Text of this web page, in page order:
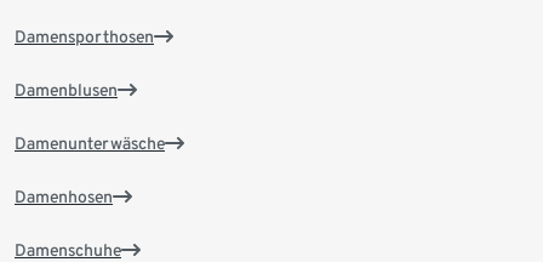
Damensporthosen
Damenblusen
Damenunterwäsche
Damenhosen
Damenschuhe